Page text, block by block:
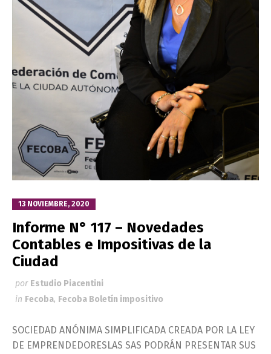
13 NOVIEMBRE, 2020
Informe N° 117 – Novedades
Contables e Impositivas de la
Ciudad
por Estudio Piacentini
in Fecoba, Fecoba Boletín impositivo
SOCIEDAD ANÓNIMA SIMPLIFICADA CREADA POR LA LEY
DE EMPRENDEDORESLAS SAS PODRÁN PRESENTAR SUS